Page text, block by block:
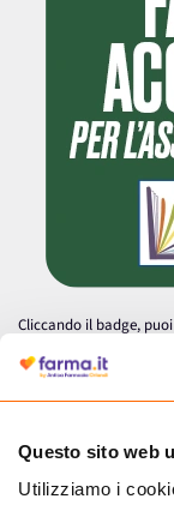
Questo sito web
Utilizziamo i
Cliccando il badge,
autorizzata dal
medicinali.